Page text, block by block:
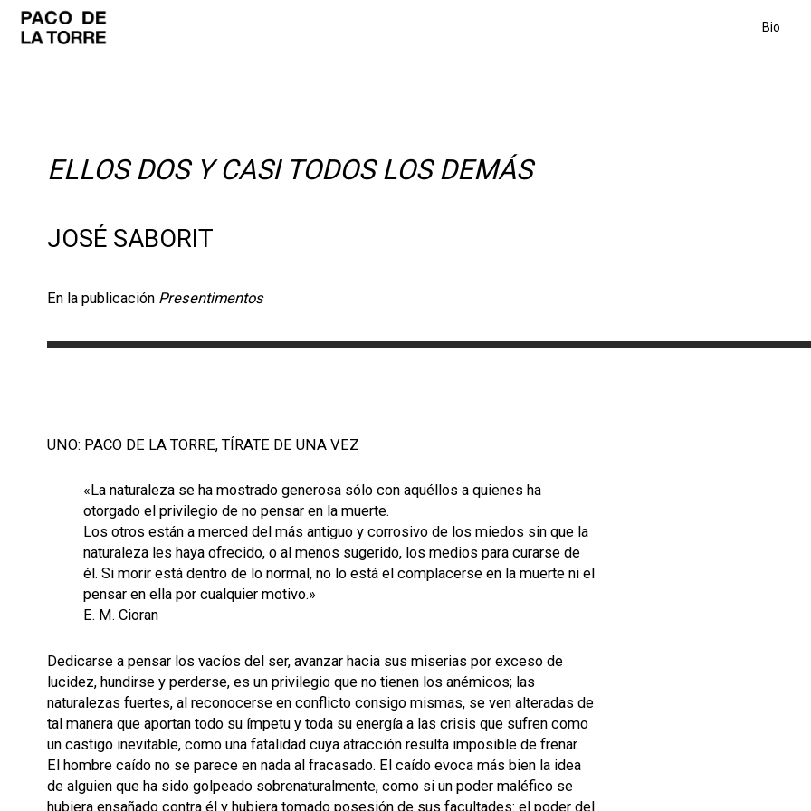
Bio
ELLOS DOS Y CASI TODOS LOS DEMÁS
JOSÉ SABORIT
En la publicación Presentimentos
UNO: PACO DE LA TORRE, TÍRATE DE UNA VEZ
«La naturaleza se ha mostrado generosa sólo con aquéllos a quienes ha
otorgado el privilegio de no pensar en la muerte.
Los otros están a merced del más antiguo y corrosivo de los miedos sin que la
naturaleza les haya ofrecido, o al menos sugerido, los medios para curarse de
él. Si morir está dentro de lo normal, no lo está el complacerse en la muerte ni el
pensar en ella por cualquier motivo.»
E. M. Cioran
Dedicarse a pensar los vacíos del ser, avanzar hacia sus miserias por exceso de
lucidez, hundirse y perderse, es un privilegio que no tienen los anémicos; las
naturalezas fuertes, al reconocerse en conflicto consigo mismas, se ven alteradas de
tal manera que aportan todo su ímpetu y toda su energía a las crisis que sufren como
un castigo inevitable, como una fatalidad cuya atracción resulta imposible de frenar.
El hombre caído no se parece en nada al fracasado. El caído evoca más bien la idea
de alguien que ha sido golpeado sobrenaturalmente, como si un poder maléfico se
hubiera ensañado contra él y hubiera tomado posesión de sus facultades: el poder del